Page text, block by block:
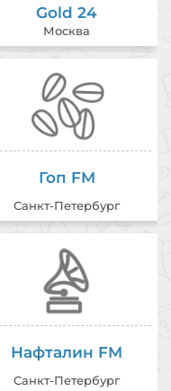
Gold 24
Москва
Гоп FM
Санкт-Петербург
Нафталин FM
Санкт-Петербург